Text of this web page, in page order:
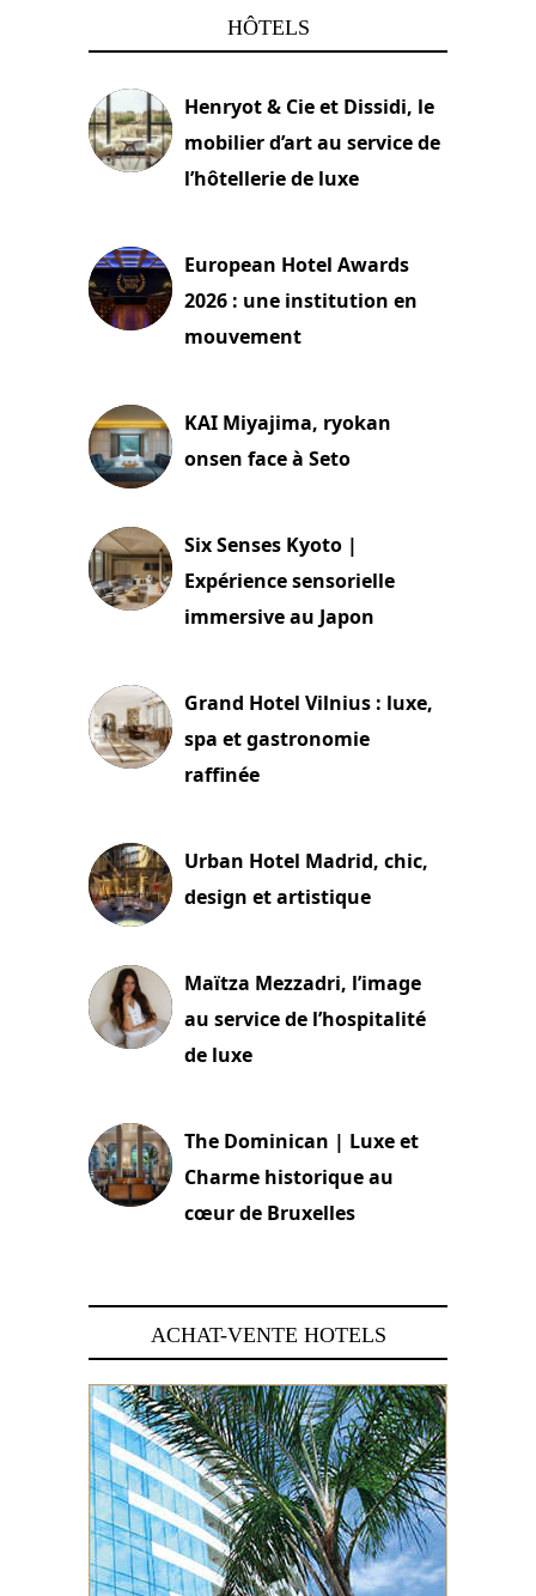
HÔTELS
Henryot & Cie et Dissidi, le
mobilier d’art au service de
l’hôtellerie de luxe
European Hotel Awards
2026 : une institution en
mouvement
KAI Miyajima, ryokan
onsen face à Seto
Six Senses Kyoto |
Expérience sensorielle
immersive au Japon
Grand Hotel Vilnius : luxe,
spa et gastronomie
raffinée
Urban Hotel Madrid, chic,
design et artistique
Maïtza Mezzadri, l’image
au service de l’hospitalité
de luxe
The Dominican | Luxe et
Charme historique au
cœur de Bruxelles
ACHAT-VENTE HOTELS